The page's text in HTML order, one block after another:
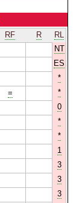
RF R
RL
NT
ES
*
=
*
0
*
*
1
3
3
3